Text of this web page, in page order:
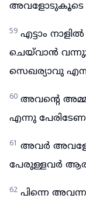
അവളോടുകൂടെ
59 എട്ടാം
ചെയ്‌വാൻ
സെഖര്യാവു എന്നു
60 അവന്റെ
എന്നു
61 അവർ
പേരുള്ളവർ
62 പിന്നെ